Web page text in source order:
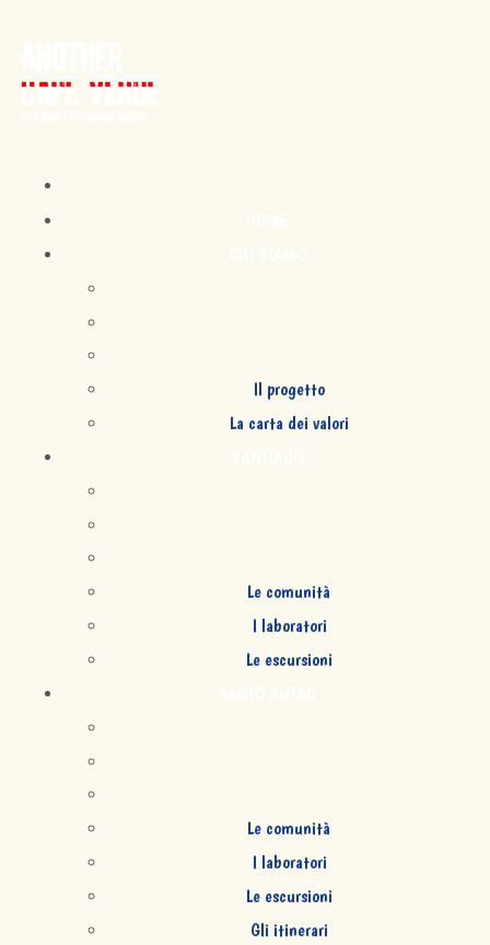
Il progetto
La carta dei valori
Le comunità
I laboratori
Le escursioni
Le comunità
I laboratori
Le escursioni
Gli itinerari